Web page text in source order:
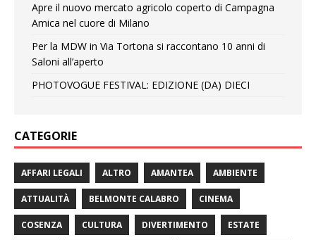
Apre il nuovo mercato agricolo coperto di Campagna
Amica nel cuore di Milano
Per la MDW in Via Tortona si raccontano 10 anni di
Saloni all’aperto
PHOTOVOGUE FESTIVAL: EDIZIONE (DA) DIECI
CATEGORIE
AFFARI LEGALI ALTRO AMANTEA AMBIENTE
ATTUALITÀ BELMONTE CALABRO CINEMA
COSENZA CULTURA DIVERTIMENTO ESTATE